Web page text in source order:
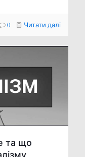
0 Читати далі
та що